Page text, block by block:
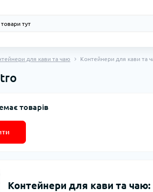
для кави та чаю Контейнери для кави та
товарів
Контейнери для кави та чаю: